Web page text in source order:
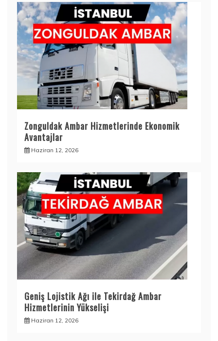
Zonguldak Ambar Hizmetlerinde Ekonomik
Avantajlar
Haziran 12, 2026
Geniş Lojistik Ağı ile Tekirdağ Ambar
Hizmetlerinin Yükselişi
Haziran 12, 2026